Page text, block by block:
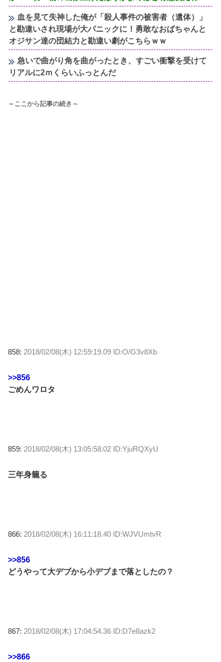
血を見て失神した俺が「殺人事件の被害者（遺体）」
と勘違いされ現場が大パニックに！勇敢なおばちゃんと
オジサン達の団結力と勘違い劇がこちらｗｗ
急いで曲がり角を曲がったとき、すごい衝撃を受けて
リアルに2ｍくらいふっとんだ
～ここから記事の続き～
858: 2018/02/08(木) 12:59:19.09 ID:O/G3v8Xb
>>856
ごめんワロタ
859: 2018/02/08(木) 13:05:58.02 ID:YjuRQXyU
三年身籠る
866: 2018/02/08(木) 16:11:18.40 ID:WJVUmtvR
>>856
どうやって大デブから小デブまで落としたの？
867: 2018/02/08(木) 17:04:54.36 ID:D7e8azk2
>>866